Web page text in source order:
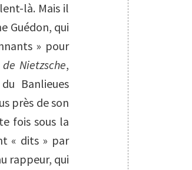
là. Mais il
Guédon, qui
» pour
Nietzsche,
Banlieues
près de son
fois sous la
« dits » par
rappeur, qui